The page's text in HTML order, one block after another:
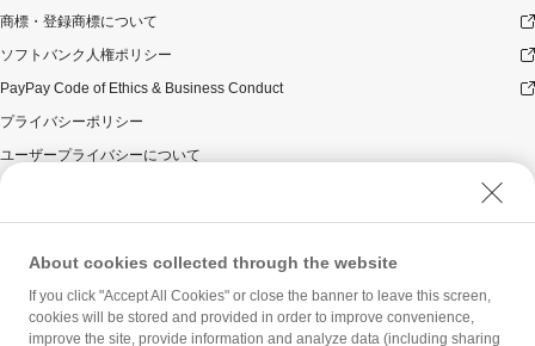
商標・登録商標について
ソフトバンク人権ポリシー
PayPay Code of Ethics & Business Conduct
プライバシーポリシー
ユーザープライバシーについて
ウェブサイト利用規約
反社会的勢力に対する方針
勧誘方針
マネロン等基本方針
About cookies collected through the website
If you click "Accept All Cookies" or close the banner to leave this screen,
cookies will be stored and provided in order to improve convenience,
improve the site, provide information and analyze data (including sharing